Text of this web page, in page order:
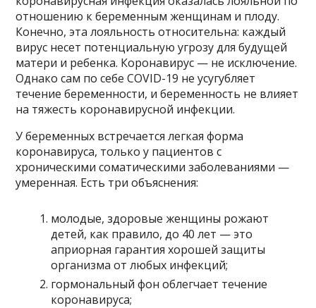
отношению к беременным женщинам и плоду.
Конечно, эта лояльность относительна: каждый
вирус несет потенциальную угрозу для будущей
матери и ребенка. Коронавирус — не исключение.
Однако сам по себе COVID-19 не усугубляет
течение беременности, и беременность не влияет
на тяжесть коронавирусной инфекции.
У беременных встречается легкая форма
коронавируса, только у пациентов с
хроническими соматическими заболеваниями —
умеренная. Есть три объяснения:
молодые, здоровые женщины рожают
детей, как правило, до 40 лет — это
априорная гарантия хорошей защиты
организма от любых инфекций;
гормональный фон облегчает течение
коронавируса;